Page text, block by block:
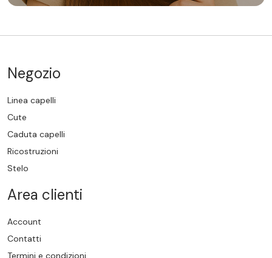
Negozio
Linea capelli
Cute
Caduta capelli
Ricostruzioni
Stelo
Area clienti
Account
Contatti
Termini e condizioni